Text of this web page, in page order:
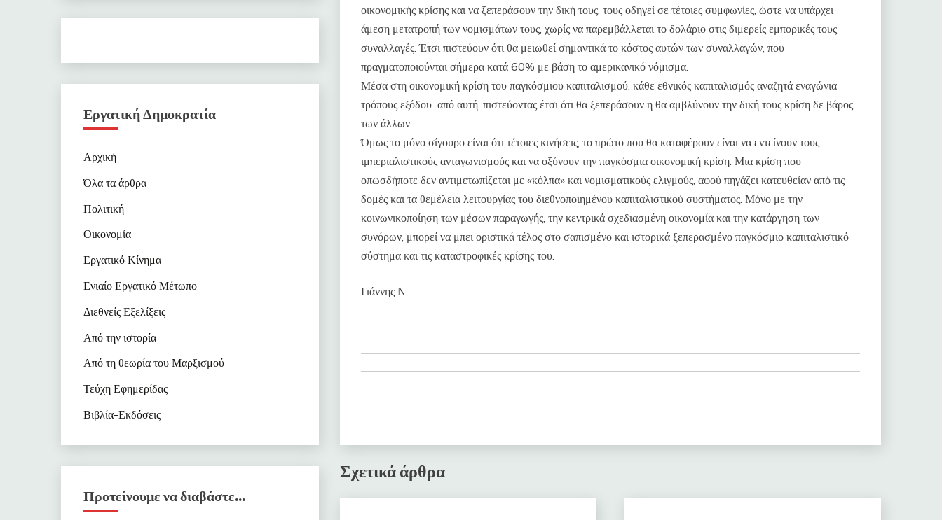
οικονομικής κρίσης και να ξεπεράσουν την δική τους, τους οδηγεί σε τέτοιες συμφωνίες, ώστε να υπάρχει
άμεση μετατροπή των νομισμάτων τους, χωρίς να παρεμβάλλεται το δολάριο στις διμερείς εμπορικές τους
συναλλαγές. Έτσι πιστεύουν ότι θα μειωθεί σημαντικά το κόστος αυτών των συναλλαγών, που
πραγματοποιούνται σήμερα κατά 60% με βάση το αμερικανικό νόμισμα.
Μέσα στη οικονομική κρίση του παγκόσμιου καπιταλισμού, κάθε εθνικός καπιταλισμός αναζητά εναγώνια
τρόπους εξόδου από αυτή, πιστεύοντας έτσι ότι θα ξεπεράσουν η θα αμβλύνουν την δική τους κρίση δε βάρος
των άλλων.
Όμως το μόνο σίγουρο είναι ότι τέτοιες κινήσεις, το πρώτο που θα καταφέρουν είναι να εντείνουν τους
ιμπεριαλιστικούς ανταγωνισμούς και να οξύνουν την παγκόσμια οικονομική κρίση. Μια κρίση που
οπωσδήποτε δεν αντιμετωπίζεται με «κόλπα» και νομισματικούς ελιγμούς, αφού πηγάζει κατευθείαν από τις
δομές και τα θεμέλεια λειτουργίας του διεθνοποιημένου καπιταλιστικού συστήματος. Μόνο με την
κοινωνικοποίηση των μέσων παραγωγής, την κεντρικά σχεδιασμένη οικονομία και την κατάργηση των
συνόρων, μπορεί να μπει οριστικά τέλος στο σαπισμένο και ιστορικά ξεπερασμένο παγκόσμιο καπιταλιστικό
σύστημα και τις καταστροφικές κρίσης του.
Γιάννης Ν.
Σχετικά άρθρα
Εργατική Δημοκρατία
Αρχική
Όλα τα άρθρα
Πολιτική
Οικονομία
Εργατικό Κίνημα
Ενιαίο Εργατικό Μέτωπο
Διεθνείς Εξελίξεις
Από την ιστορία
Από τη θεωρία του Μαρξισμού
Τεύχη Εφημερίδας
Βιβλία-Εκδόσεις
Προτείνουμε να διαβάστε…